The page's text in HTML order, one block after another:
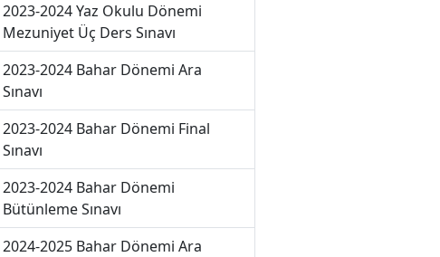
2023-2024 Yaz Okulu Dönemi
Mezuniyet Üç Ders Sınavı
2023-2024 Bahar Dönemi Ara
Sınavı
2023-2024 Bahar Dönemi Final
Sınavı
2023-2024 Bahar Dönemi
Bütünleme Sınavı
2024-2025 Bahar Dönemi Ara